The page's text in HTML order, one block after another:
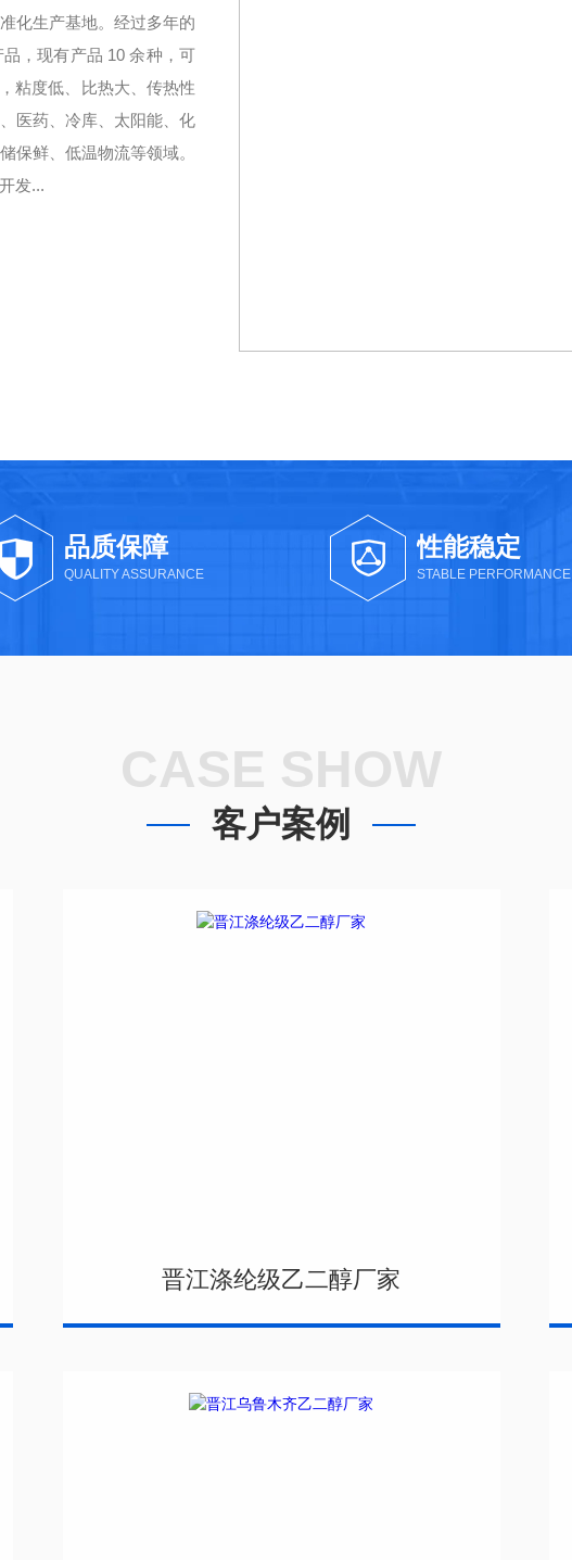
化生产基地。经过多年的
，现有产品 10 余种，可
粘度低、比热大、传热性
医药、冷库、太阳能、化
保鲜、低温物流等领域。
发...
品质保障
QUALITY ASSURANCE
性能稳定
STABLE PERFORMANCE
CASE SHOW
客户案例
晋江涤纶级乙二醇厂家